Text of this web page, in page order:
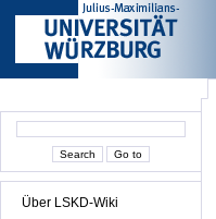
Über LSKD-Wiki